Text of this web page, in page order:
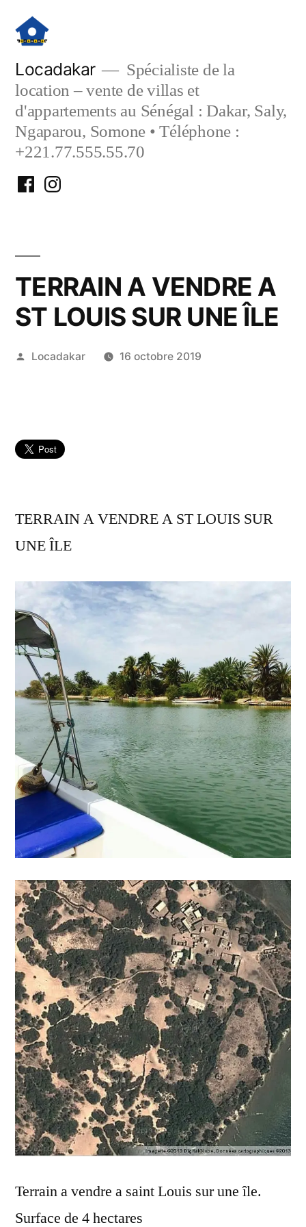
contenu
Locadakar
Spécialiste de la
location – vente de villas et
d'appartements au Sénégal : Dakar, Saly,
Ngaparou, Somone • Téléphone :
+221.77.555.55.70
FacebookInstagram
TERRAIN A VENDRE A
ST LOUIS SUR UNE ÎLE
Publié
Locadakar 16 octobre 2019
TERRAIN A VENDRE A ST LOUIS SUR
UNE ÎLE
Terrain a vendre a saint Louis sur une île.
Surface de 4 hectares